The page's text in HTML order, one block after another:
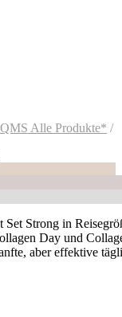
QMS Alle Produkte*
Strong in
Day und
aber effektive